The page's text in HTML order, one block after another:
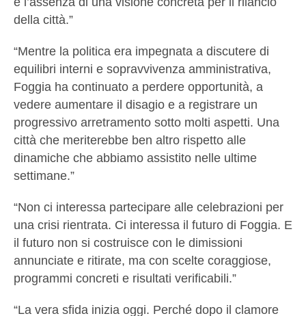
della città.”
“Mentre la politica era impegnata a discutere di
equilibri interni e sopravvivenza amministrativa,
Foggia ha continuato a perdere opportunità, a
vedere aumentare il disagio e a registrare un
progressivo arretramento sotto molti aspetti. Una
città che meriterebbe ben altro rispetto alle
dinamiche che abbiamo assistito nelle ultime
settimane.”
“Non ci interessa partecipare alle celebrazioni per
una crisi rientrata. Ci interessa il futuro di Foggia. E
il futuro non si costruisce con le dimissioni
annunciate e ritirate, ma con scelte coraggiose,
programmi concreti e risultati verificabili.”
“La vera sfida inizia oggi. Perché dopo il clamore